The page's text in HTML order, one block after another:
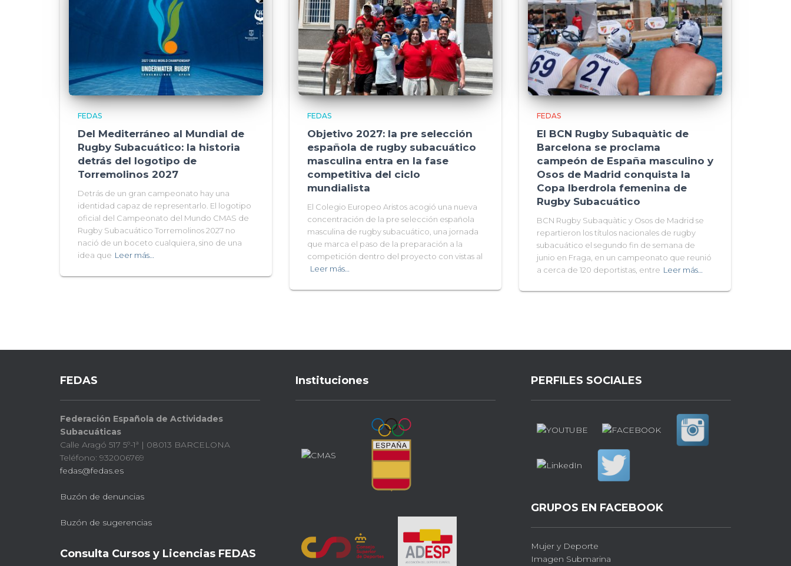
FEDAS
Del Mediterráneo al Mundial de
Rugby Subacuático: la historia
detrás del logotipo de
Torremolinos 2027
Detrás de un gran campeonato hay una
identidad capaz de representarlo. El logotipo
oficial del Campeonato del Mundo CMAS de
Rugby Subacuático Torremolinos 2027 no
nació de un boceto cualquiera, sino de una
idea que Leer más…
FEDAS
Objetivo 2027: la pre selección
española de rugby subacuático
masculina entra en la fase
competitiva del ciclo
mundialista
El Colegio Europeo Aristos acogió una nueva
concentración de la pre selección española
masculina de rugby subacuático, una jornada
que marca el paso de la preparación a la
competición dentro del proyecto con vistas al
Leer más…
FEDAS
El BCN Rugby Subaquàtic de
Barcelona se proclama
campeón de España masculino y
Osos de Madrid conquista la
Copa Iberdrola femenina de
Rugby Subacuático
BCN Rugby Subaquàtic y Osos de Madrid se
repartieron los títulos nacionales de rugby
subacuático el segundo fin de semana de
junio en Fraga, en un campeonato que reunió
a cerca de 120 deportistas, entre Leer más…
FEDAS
Federación Española de Actividades
Subacuáticas
Calle Aragó 517 5º-1ª | 08013 BARCELONA
Teléfono: 932006769
fedas@fedas.es
Buzón de denuncias
Buzón de sugerencias
Consulta Cursos y Licencias FEDAS
Instituciones PERFILES SOCIALES
GRUPOS EN FACEBOOK
Mujer y Deporte
Imagen Submarina